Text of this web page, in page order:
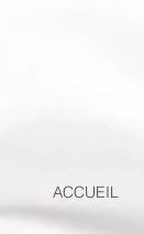
ACCUEIL